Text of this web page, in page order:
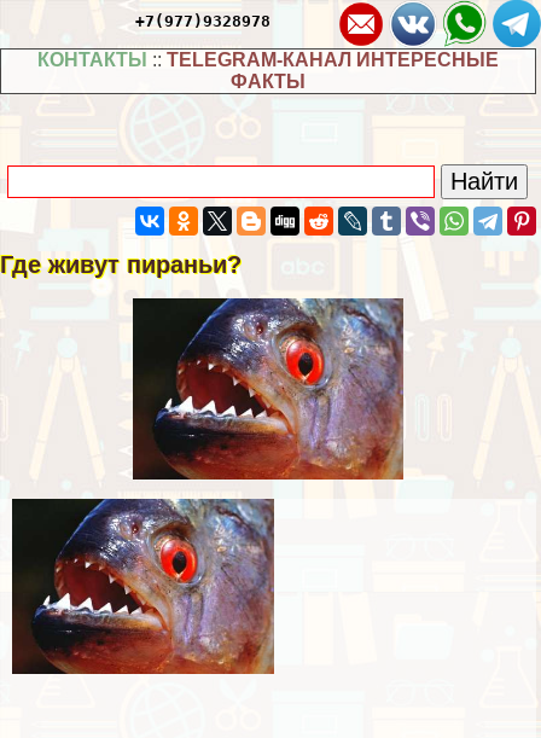
+7(977)9328978
КОНТАКТЫ :: TELEGRAM-КАНАЛ ИНТЕРЕСНЫЕ
ФАКТЫ
Где живут пираньи?